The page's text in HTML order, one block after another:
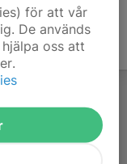
för att vår
De används
oss att